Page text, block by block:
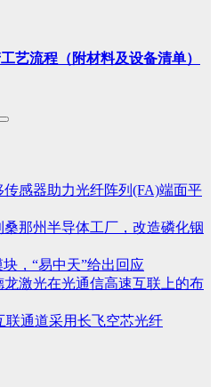
艺流程（附材料及设备清单）
感器助力光纤阵列(FA)端面平
那州半导体工厂，改造磷化铟
，“易中天”给出回应
激光在光通信高速互联上的布
联通道采用长飞空芯光纤